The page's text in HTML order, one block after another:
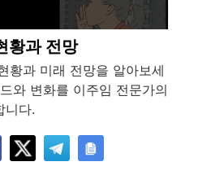
황과 전망
황과 미래 전망을 알아보세
와 변화를 이주임 전문가의
니다.